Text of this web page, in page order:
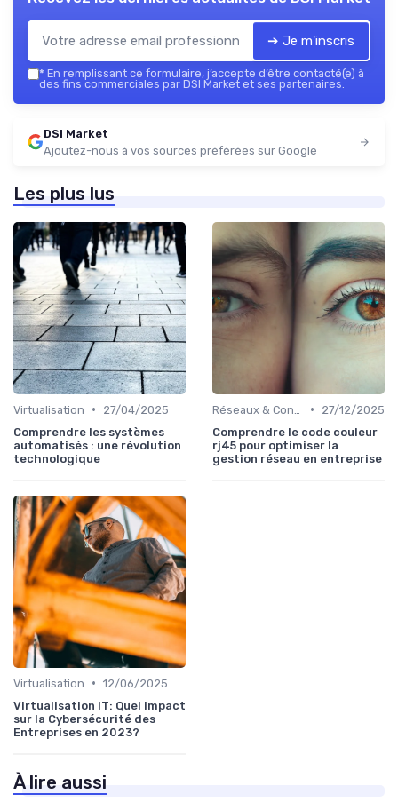
➔ Je m'inscris
* En remplissant ce formulaire, j’accepte d’être contacté(e) à
des fins commerciales par DSI Market et ses partenaires.
DSI Market
Ajoutez-nous à vos sources préférées sur Google
Les plus lus
Virtualisation •
27/04/2025
Comprendre les systèmes
automatisés : une révolution
technologique
•
27/12/2025
Comprendre le code couleur
rj45 pour optimiser la
gestion réseau en entreprise
Virtualisation • 12/06/2025
Virtualisation IT: Quel impact
sur la Cybersécurité des
Entreprises en 2023?
À lire aussi